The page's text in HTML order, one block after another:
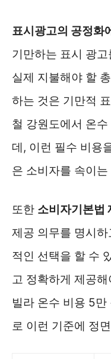
표시광고의 공정화
기만하는 표시 광
실제 지불해야 할
하는 것은 기만적
철 강원도에서 온
데, 이런 필수 비용
은 소비자를 속이
또한 소비자기본법
제공 의무를 명시
적인 선택을 할 수
고 정확하게 제공
빌라 온수 비용 5
로 이런 기준에 정